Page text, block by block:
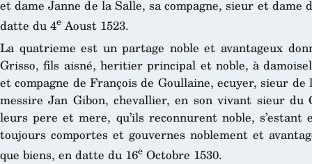
et dame Janne de la Salle, sa compagne, sieur et
datte du 4eAoust 1523.
La quatrieme est un partage noble et avantageux
Grisso, fils aisné, heritier principal et noble, à
et compagne de François de Goullaine, ecuyer, sieur de
messire Jan Gibon, chevallier, en son vivant sieur du
leurs pere et mere, qu’ils reconnurent noble,
toujours comportes et gouvernes noblement et
que biens, en datte du 16e Octobre 1530.